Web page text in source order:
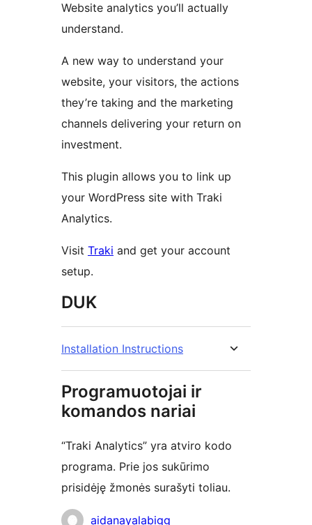
Website analytics you’ll actually
understand.
A new way to understand your
website, your visitors, the actions
they’re taking and the marketing
channels delivering your return on
investment.
This plugin allows you to link up
your WordPress site with Traki
Analytics.
Visit Traki and get your account
setup.
DUK
Installation Instructions
Programuotojai ir
komandos nariai
“Traki Analytics” yra atviro kodo
programa. Prie jos sukūrimo
prisidėję žmonės surašyti toliau.
Autoriaiaidanayalabigg